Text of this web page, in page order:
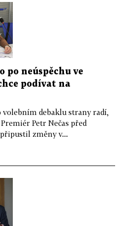
po neúspěchu ve
podívat na
volebním debaklu strany radí,
Petr Nečas před
změny v...